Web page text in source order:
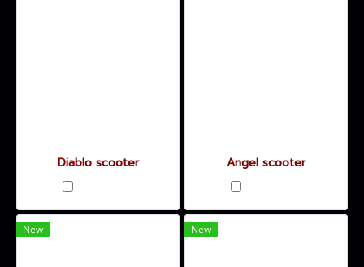
Diablo scooter
Angel scooter
New New